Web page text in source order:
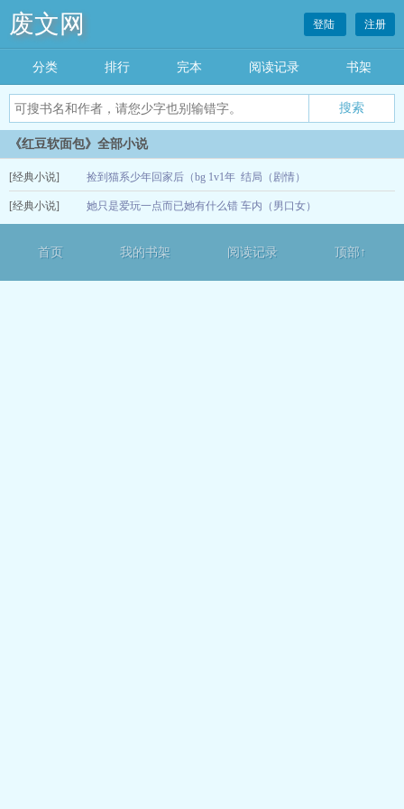
废文网 登陆 注册
分类 排行 完本 阅读记录 书架
《红豆软面包》全部小说
[经典小说] 捡到猫系少年回家后（bg 1v1年
下西幻）
结局（剧情）
[经典小说] 她只是爱玩一点而已她有什么错 车内（男口女）
首页 我的书架 阅读记录 顶部↑